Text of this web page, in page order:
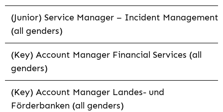
(Junior) Service Manager – Incident Management
(all genders)
(Key) Account Manager Financial Services (all
genders)
(Key) Account Manager Landes- und
Förderbanken (all genders)